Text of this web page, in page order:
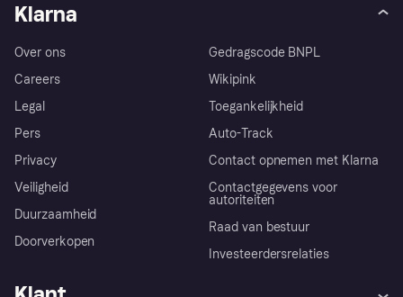
Klarna
Over ons
Careers
Legal
Pers
Privacy
Veiligheid
Duurzaamheid
Doorverkopen
Gedragscode BNPL
Wikipink
Toegankelijkheid
Auto-Track
Contact opnemen met Klarna
Contactgegevens voor
autoriteiten
Raad van bestuur
Investeerdersrelaties